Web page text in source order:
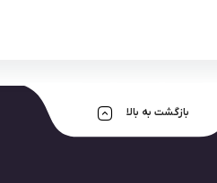
بازگشت به بالا